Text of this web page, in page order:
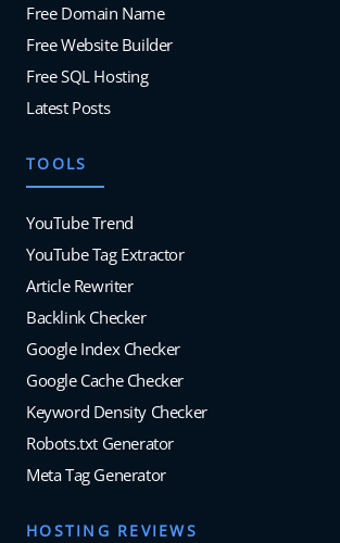
Free Domain Name
Free Website Builder
Free SQL Hosting
Latest Posts
TOOLS
YouTube Trend
YouTube Tag Extractor
Article Rewriter
Backlink Checker
Google Index Checker
Google Cache Checker
Keyword Density Checker
Robots.txt Generator
Meta Tag Generator
HOSTING REVIEWS